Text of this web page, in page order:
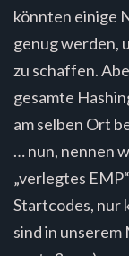
könnten einige
genug werden,
zu schaffen.
gesamte
am selben Ort
… nun, nennen
„verlegtes
Startcodes, nur
sind in unserem